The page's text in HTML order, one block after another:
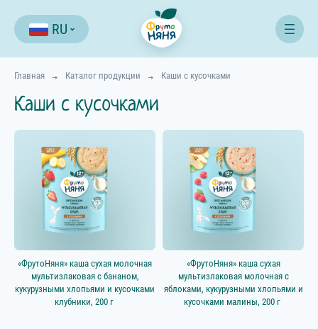
RU
Главная Каталог продукции Каши с кусочками
Каши с кусочками
Фильтр
«ФрутоНяня» каша сухая молочная
мультизлаковая с бананом,
кукурузными хлопьями и кусочками
клубники, 200 г
«ФрутоНяня» каша сухая
мультизлаковая молочная с
яблоками, кукурузными хлопьями и
кусочками малины, 200 г